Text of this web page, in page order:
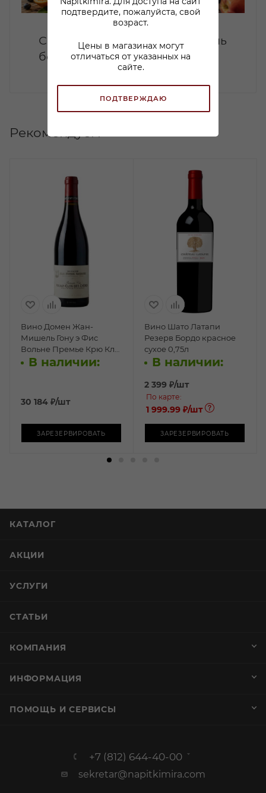
подтвердите, пожалуйста, свой
возраст.
Цены в магазинах могут
отличаться от указанных на
сайте.
ПОДТВЕРЖДАЮ
Сангрия дома: летний коктейль
без лишней сложности
Рекомендуем
Вино Домен Жан-
Мишель Гону э Фис
Вольне Премье Крю Кло
де Шен красное сухое
В наличии:
30 184 ₽/шт
ЗАРЕЗЕРВИРОВАТЬ
Вино Шато Латапи
Резерв Бордо красное
сухое 0,75л
В наличии:
2 399 ₽/шт
По карте:
1 999.99 ₽/шт
ЗАРЕЗЕРВИРОВАТЬ
КАТАЛОГ
АКЦИИ
УСЛУГИ
СТАТЬИ
КОМПАНИЯ
ИНФОРМАЦИЯ
ПОМОЩЬ И СЕРВИСЫ
+7 (812) 644-40-00
sekretar@napitkimira.com